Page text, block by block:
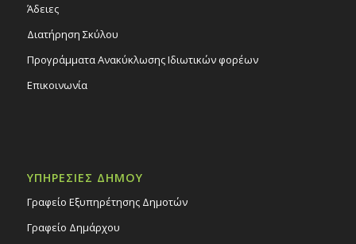
Άδειες
Διατήρηση Σκύλου
Προγράμματα Ανακύκλωσης Ιδιωτικών φορέων
Επικοινωνία
ΥΠΗΡΕΣΙΕΣ ΔΗΜΟΥ
Γραφείο Εξυπηρέτησης Δημοτών
Γραφείο Δημάρχου